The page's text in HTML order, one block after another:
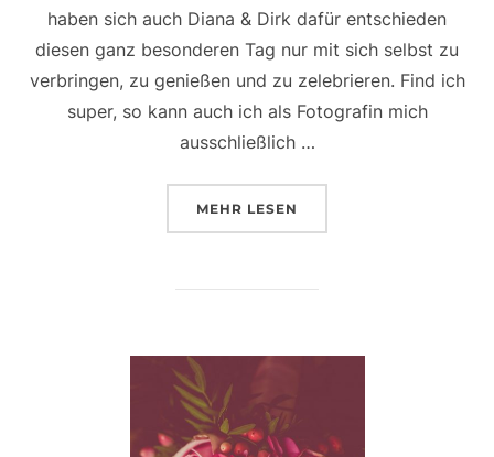
haben sich auch Diana & Dirk dafür entschieden
diesen ganz besonderen Tag nur mit sich selbst zu
verbringen, zu genießen und zu zelebrieren. Find ich
super, so kann auch ich als Fotografin mich
ausschließlich …
MEHR ÜBER „HEIMLICH HEIRATEN …
LESEN